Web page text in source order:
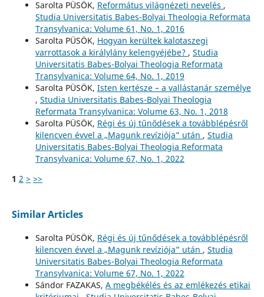
Sarolta PÜSÖK, Református világnézeti nevelés ,
Studia Universitatis Babes-Bolyai Theologia Reformata
Transylvanica: Volume 61, No. 1, 2016
Sarolta PÜSÖK, Hogyan kerültek kalotaszegi
varrottasok a királylány kelengyéjébe? , Studia
Universitatis Babes-Bolyai Theologia Reformata
Transylvanica: Volume 64, No. 1, 2019
Sarolta PÜSÖK, Isten kertésze – a vallástanár személye
, Studia Universitatis Babes-Bolyai Theologia
Reformata Transylvanica: Volume 63, No. 1, 2018
Sarolta PÜSÖK, Régi és új tűnődések a továbblépésről
kilencven évvel a „Magunk revíziója” után , Studia
Universitatis Babes-Bolyai Theologia Reformata
Transylvanica: Volume 67, No. 1, 2022
1 2 > >>
Similar Articles
Sarolta PÜSÖK, Régi és új tűnődések a továbblépésről
kilencven évvel a „Magunk revíziója” után , Studia
Universitatis Babes-Bolyai Theologia Reformata
Transylvanica: Volume 67, No. 1, 2022
Sándor FAZAKAS, A megbékélés és az emlékezés etikai